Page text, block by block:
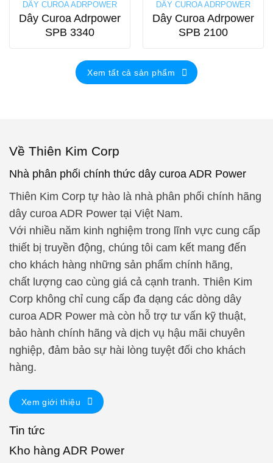
DÂY CUROA ADRPOWER
Dây Curoa Adrpower
SPB 3340
DÂY CUROA ADRPOWER
Dây Curoa Adrpower
SPB 2100
Xem tất cả sản phẩm
Về Thiên Kim Corp
Nhà phân phối chính thức dây curoa ADR Power
Thiên Kim Corp tự hào là nhà phân phối chính hãng
dây curoa ADR Power tại Việt Nam.
Với nhiều năm kinh nghiệm trong lĩnh vực cung cấp
thiết bị truyền động, chúng tôi cam kết mang đến
cho khách hàng những sản phẩm chính hãng,
chất lượng cao cùng giá cả cạnh tranh. Thiên Kim
Corp không chỉ cung cấp đa dạng các dòng dây
curoa ADR Power mà còn hỗ trợ tư vấn kỹ thuật,
bảo hành chính hãng và dịch vụ hậu mãi chuyên
nghiệp, đảm bảo sự hài lòng tuyệt đối cho khách
hàng.
Xem giới thiệu
Tin tức
Kho hàng ADR Power